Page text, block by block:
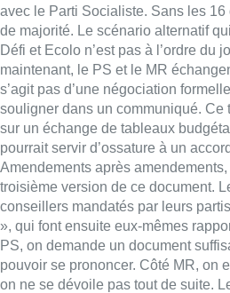
avec le Parti Socialiste. Sans les
de majorité. Le scénario alternatif
Défi et Ecolo n’est pas à l’ordre du
maintenant, le PS et le MR
s’agit pas d’une négociation
souligner dans un communiqué. Ce
sur un échange de tableaux
pourrait servir d’ossature à un
Amendements après
troisième version de ce document.
conseillers mandatés par leurs
», qui font ensuite eux-mêmes
PS, on demande un document
pouvoir se prononcer. Côté MR, on
on ne se dévoile pas tout de suite.